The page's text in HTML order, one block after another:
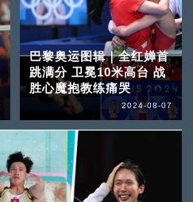
巴黎奥运图辑｜全红婵首
跳满分 卫冕10米高台 战
胜心魔抱教练痛哭
2024-08-07